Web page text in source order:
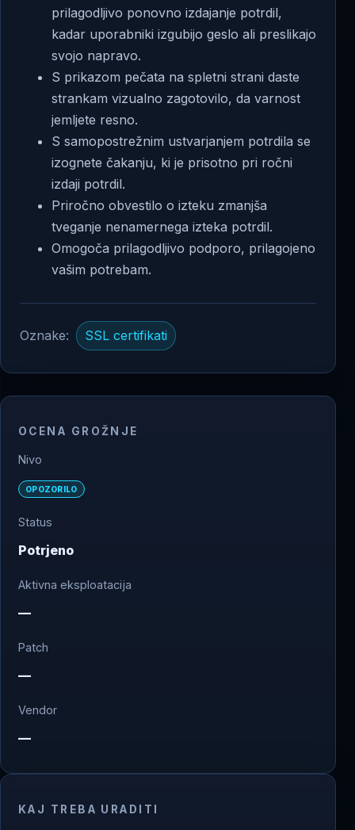
prilagodljivo ponovno izdajanje potrdil,
kadar uporabniki izgubijo geslo ali preslikajo
svojo napravo.
S prikazom pečata na spletni strani daste
strankam vizualno zagotovilo, da varnost
jemljete resno.
S samopostrežnim ustvarjanjem potrdila se
izognete čakanju, ki je prisotno pri ročni
izdaji potrdil.
Priročno obvestilo o izteku zmanjša
tveganje nenamernega izteka potrdil.
Omogoča prilagodljivo podporo, prilagojeno
vašim potrebam.
Oznake: SSL certifikati
OCENA GROŽNJE
Nivo
OPOZORILO
Status
Potrjeno
Aktivna eksploatacija
—
Patch
—
Vendor
—
KAJ TREBA URADITI